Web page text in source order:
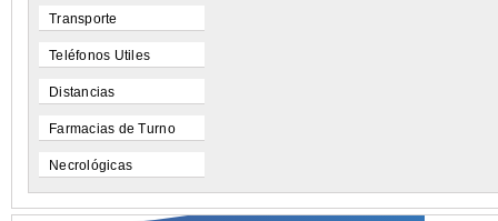
Transporte
Teléfonos Utiles
Distancias
Farmacias de Turno
Necrológicas